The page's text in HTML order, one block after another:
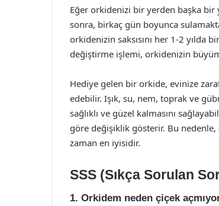
Eğer orkidenizi bir yerden başka bir
sonra, birkaç gün boyunca
orkidenizin saksısını her 1-2 yılda
değiştirme işlemi, orkidenizin
Hediye gelen bir orkide, evinize
edebilir. Işık, su, nem, toprak ve
sağlıklı ve güzel kalmasını
göre değişiklik gösterir. Bu
zaman en iyisidir.
SSS (Sıkça Sorulan
1. Orkidem neden çiçek